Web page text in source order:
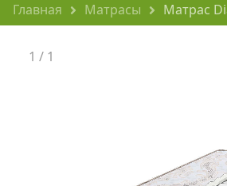
Главная Матрасы Матрас
1 / 1